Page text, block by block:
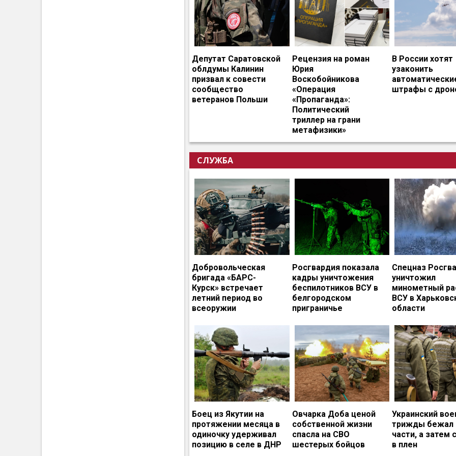
Депутат Саратовской
облдумы Калинин
призвал к совести
сообщество
ветеранов Польши
Рецензия на роман
Юрия
Воскобойникова
«Операция
«Пропаганда»:
Политический
триллер на грани
метафизики»
В России хотят
узаконить
штрафы с
СЛУЖБА
Добровольческая
бригада «БАРС-
Курск» встречает
летний период во
всеоружии
Росгвардия показала
кадры уничтожения
беспилотников ВСУ в
белгородском
приграничье
Спецназ
уничтожил
минометный
ВСУ в
области
Боец из Якутии на
протяжении месяца в
одиночку удерживал
позицию в селе в ДНР
Овчарка Доба ценой
собственной жизни
спасла на СВО
шестерых бойцов
Украинский
трижды бежал
части, а затем
в плен